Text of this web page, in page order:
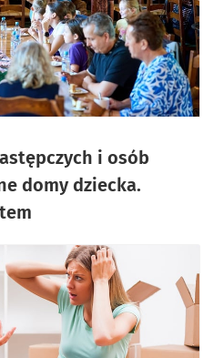
i osób
domy dziecka.